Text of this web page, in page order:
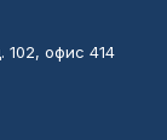
102, офис 414